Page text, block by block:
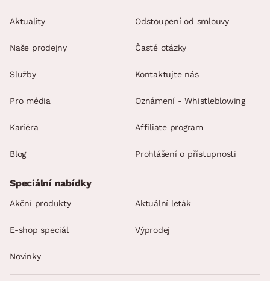
Aktuality
Naše prodejny
Služby
Pro média
Kariéra
Blog
Odstoupení od smlouvy
Časté otázky
Kontaktujte nás
Oznámení - Whistleblowing
Affiliate program
Prohlášení o přístupnosti
Speciální nabídky
Akční produkty Aktuální leták
E-shop speciál Výprodej
Novinky